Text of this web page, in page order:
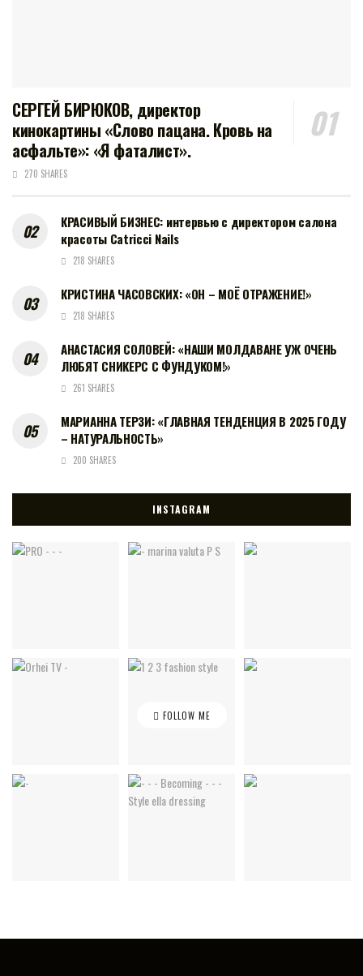
СЕРГЕЙ БИРЮКОВ, директор
кинокартины «Слово пацана. Кровь на
асфальте»: «Я фаталист».
270 SHARES
КРАСИВЫЙ БИЗНЕС: интервью с директором салона
красоты Catricci Nails
218 SHARES
КРИСТИНА ЧАСОВСКИХ: «ОН – МОЁ ОТРАЖЕНИЕ!»
218 SHARES
АНАСТАСИЯ СОЛОВЕЙ: «НАШИ МОЛДАВАНЕ УЖ ОЧЕНЬ
ЛЮБЯТ СНИКЕРС С ФУНДУКОМ!»
261 SHARES
МАРИАННА ТЕРЗИ: «ГЛАВНАЯ ТЕНДЕНЦИЯ В 2025 ГОДУ
– НАТУРАЛЬНОСТЬ»
200 SHARES
INSTAGRAM
FOLLOW ME